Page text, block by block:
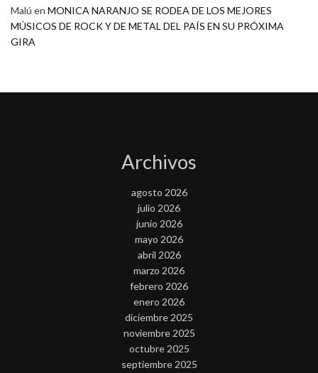
Malú en MONICA NARANJO SE RODEA DE LOS MEJORES
MÚSICOS DE ROCK Y DE METAL DEL PAÍS EN SU PRÓXIMA
GIRA
Archivos
agosto 2026
julio 2026
junio 2026
mayo 2026
abril 2026
marzo 2026
febrero 2026
enero 2026
diciembre 2025
noviembre 2025
octubre 2025
septiembre 2025